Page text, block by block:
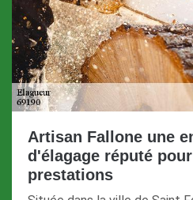
Artisan Fallone une
d'élagage réputé
prestations